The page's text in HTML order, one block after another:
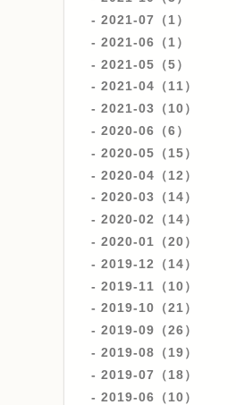
2021-07（1）
2021-06（1）
2021-05（5）
2021-04（11）
2021-03（10）
2020-06（6）
2020-05（15）
2020-04（12）
2020-03（14）
2020-02（14）
2020-01（20）
2019-12（14）
2019-11（10）
2019-10（21）
2019-09（26）
2019-08（19）
2019-07（18）
2019-06（10）